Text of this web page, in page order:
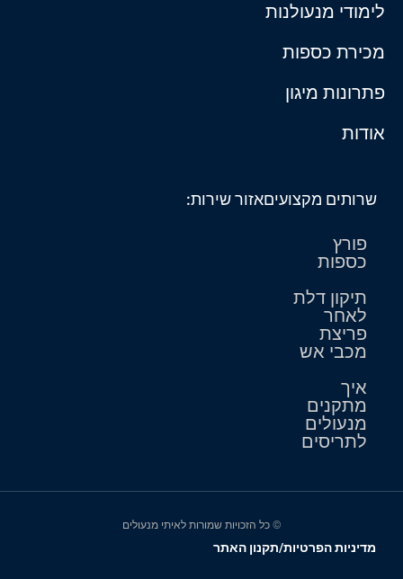
לימודי מנעולנות
מכירת כספות
פתרונות מיגון
אודות
שרותים מקצועים
פורץ
כספות
תיקון דלת
לאחר
פריצת
מכבי אש
איך
מתקנים
מנעולים
לתריסים
אזור שירות:
© כל הזכויות שמורות לאיתי מנעולים
מדיניות הפרטיות/תקנון האתר